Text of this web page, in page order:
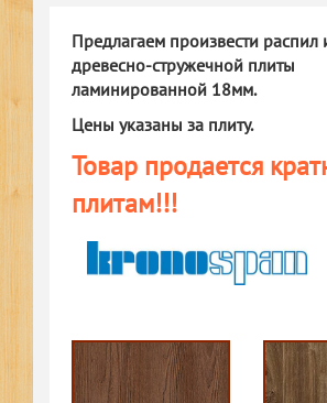
Предлагаем произвести распил
древесно-стружечной плиты
ламинированной 18мм.
Цены указаны за плиту.
Товар продается
плитам!!!